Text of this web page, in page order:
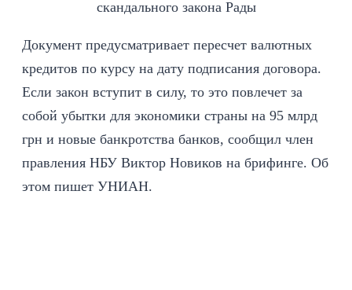
Документ предусматривает пересчет валютных
кредитов по курсу на дату подписания договора.
Если закон вступит в силу, то это повлечет за
собой убытки для экономики страны на 95 млрд
грн и новые банкротства банков, сообщил член
правления НБУ Виктор Новиков на брифинге. Об
этом пишет УНИАН.